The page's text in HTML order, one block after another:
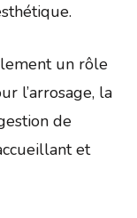
un rôle
l’arrosage, la
de
et